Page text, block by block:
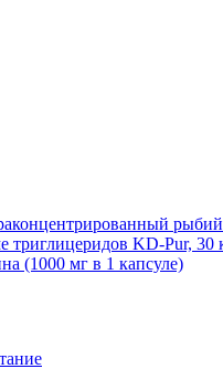
триглицеридов KD-Pur, 30
(1000 мг в 1 капсуле)